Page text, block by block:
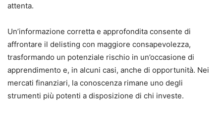
attenta.
Un’informazione corretta e approfondita consente di
affrontare il delisting con maggiore consapevolezza,
trasformando un potenziale rischio in un’occasione di
apprendimento e, in alcuni casi, anche di opportunità. Nei
mercati finanziari, la conoscenza rimane uno degli
strumenti più potenti a disposizione di chi investe.